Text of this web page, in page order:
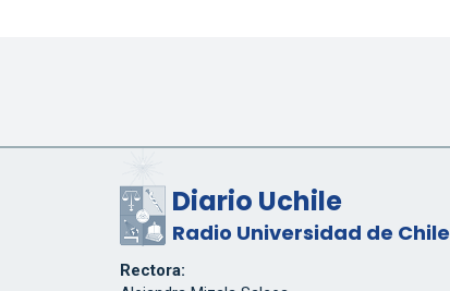
Diario Uchile
Radio Universidad de Chile
Rectora: